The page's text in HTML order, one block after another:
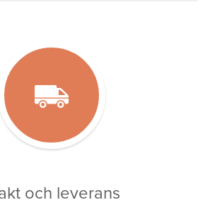
och leverans